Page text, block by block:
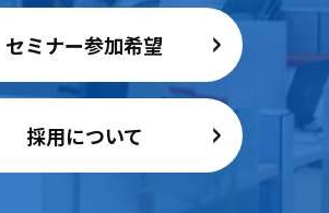
セミナー参加希望
採用について